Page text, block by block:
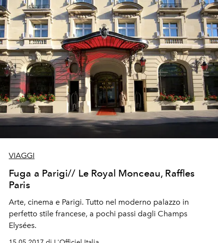
VIAGGI
Fuga a Parigi// Le Royal Monceau, Raffles
Paris
Arte, cinema e Parigi. Tutto nel moderno palazzo in
perfetto stile francese, a pochi passi dagli Champs
Elysées.